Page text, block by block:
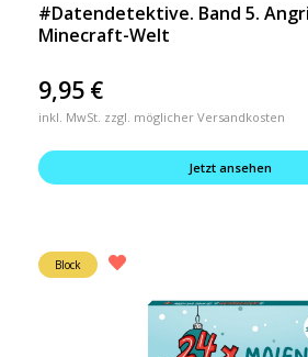
#Datendetektive. Band 5.
Minecraft-Welt
9,95 €
inkl. MwSt. zzgl. möglicher Versandkosten
Jetzt ansehen
Block